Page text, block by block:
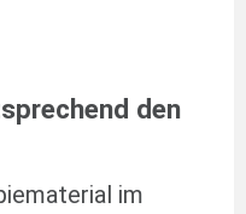
den
im